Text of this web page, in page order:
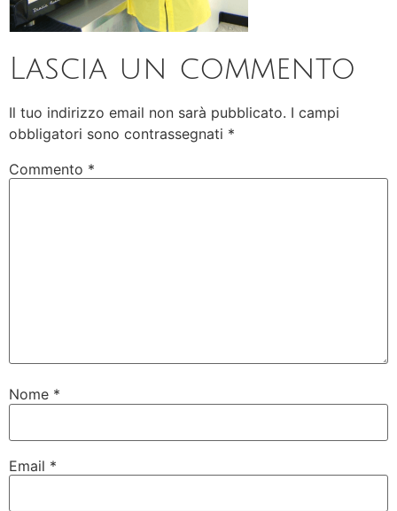
Lascia un commento
Il tuo indirizzo email non sarà pubblicato. I campi
obbligatori sono contrassegnati *
Commento *
Nome *
Email *